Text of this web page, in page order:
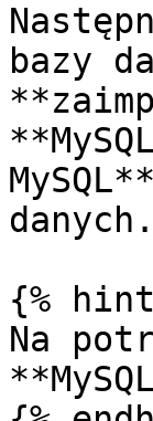
bazy
danych.
{%
Na